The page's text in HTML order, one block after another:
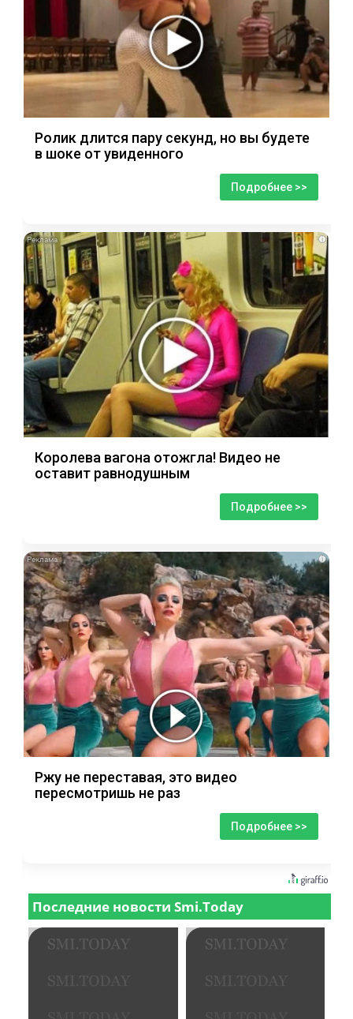
Ролик длится пару секунд, но вы будете
в шоке от увиденного
Подробнее >>
i
Королева вагона отожгла! Видео не
оставит равнодушным
Подробнее >>
i
Ржу не переставая, это видео
пересмотришь не раз
Подробнее >>